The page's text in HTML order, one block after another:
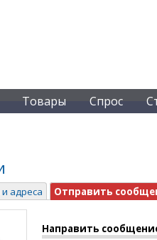
Товары Спрос
адреса Отправить
Направить